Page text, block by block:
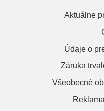
Aktuálne
Údaje o
Záruka
Všeobecné